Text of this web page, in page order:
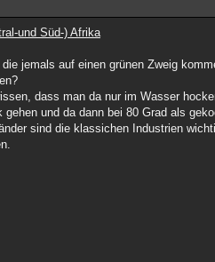
und Süd-) Afrika
jemals auf einen grünen Zweig
dass man da nur im Wasser
gehen und da dann bei 80 Grad als
sind die klassichen Industrien